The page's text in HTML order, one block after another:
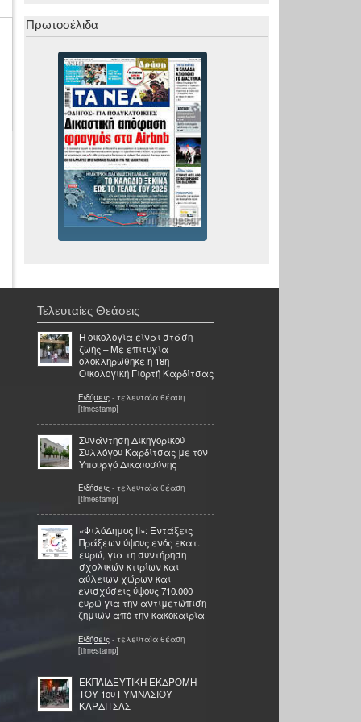
Πρωτοσέλιδα
Τελευταίες Θεάσεις
Η οικολογία είναι στάση
ζωής – Με επιτυχία
ολοκληρώθηκε η 18η
Οικολογική Γιορτή Καρδίτσας
Ειδήσεις - τελευταία θέαση
[timestamp]
Συνάντηση Δικηγορικού
Συλλόγου Καρδίτσας με τον
Υπουργό Δικαιοσύνης
Ειδήσεις - τελευταία θέαση
[timestamp]
«ΦιλόΔημος II»: Εντάξεις
Πράξεων ύψους ενός εκατ.
ευρώ, για τη συντήρηση
σχολικών κτιρίων και
αύλειων χώρων και
ενισχύσεις ύψους 710.000
ευρώ για την αντιμετώπιση
ζημιών από την κακοκαιρία
Ειδήσεις - τελευταία θέαση
[timestamp]
ΕΚΠΑΙΔΕΥΤΙΚΗ ΕΚΔΡΟΜΗ
ΤΟΥ 1ου ΓΥΜΝΑΣΙΟΥ
ΚΑΡΔΙΤΣΑΣ